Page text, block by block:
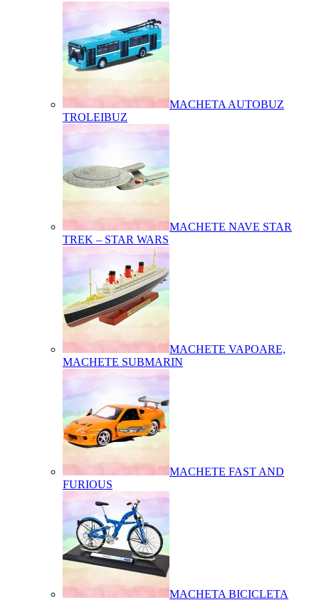
MACHETA AUTOBUZ
TROLEIBUZ
MACHETE NAVE STAR
TREK – STAR WARS
MACHETE VAPOARE,
MACHETE SUBMARIN
MACHETE FAST AND
FURIOUS
MACHETA BICICLETA